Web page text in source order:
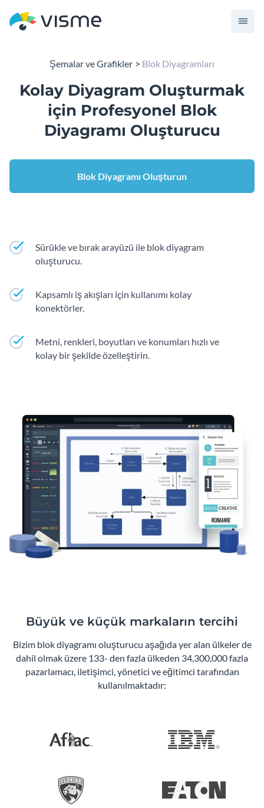
Şemalar ve Grafikler Blok Diyagramları
Kolay Diyagram Oluşturmak
için Profesyonel Blok
Diyagramı Oluşturucu
Blok Diyagramı Oluşturun
Sürükle ve bırak arayüzü ile blok diyagram
oluşturucu.
Kapsamlı iş akışları için kullanımı kolay
konektörler.
Metni, renkleri, boyutları ve konumları hızlı ve
kolay bir şekilde özelleştirin.
Büyük ve küçük markaların tercihi
Bizim blok diyagramı oluşturucu aşağıda yer alan ülkeler de
dahil olmak üzere 133- den fazla ülkeden 34,300,000 fazla
pazarlamacı, iletişimci, yönetici ve eğitimci tarafından
kullanılmaktadır: